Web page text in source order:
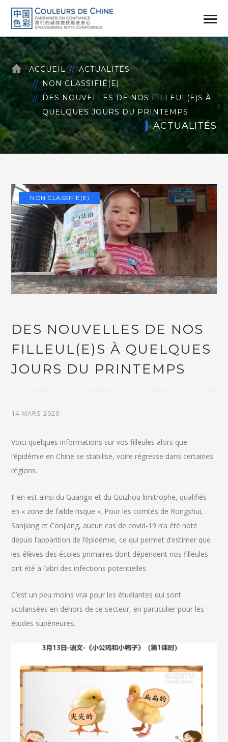
ACCUEIL
ACTUALITÉS
NON CLASSIFIÉ(E)
DES NOUVELLES DE NOS FILLEUL(E)S À
QUELQUES JOURS DU PRINTEMPS
ACTUALITÉS
NON CLASSIFIÉ(E)
DES NOUVELLES DE NOS
FILLEUL(E)S À QUELQUES
JOURS DU PRINTEMPS
14 MARS 2020
Voici quelques informations sur vos filleules alors que
l’épidémie en Chine se stabilise, voire régresse dans certaines
régions.
Il en est ainsi du Guangxi et du Guizhou limitrophe, qualifiés
en « zone de faible risque ». Pour les comtés de Rongshui,
Sanjiang et Conjiang, aucun cas de covid-19 n’a été noté
depuis l’apparition de l’épidémie, ce qui permet d’estimer que
les élèves des écoles primaires dont dépendent nos filleules
ont été à l’abri des infections potentielles.
C’est un peu moins vrai pour les étudiantes qui sont
scolarisées en dehors de ce secteur, en particulier pour les
études supérieures.